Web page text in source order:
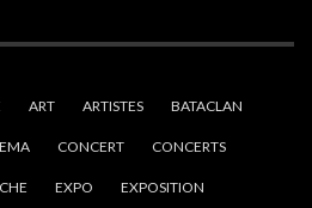
ART ARTISTES BATACLAN
CONCERT CONCERTS
EXPO EXPOSITION